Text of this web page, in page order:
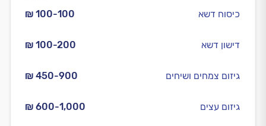
₪ 100-100 כיסוח דשא
₪ 100-200 דישון דשא
₪ 450-900 גיזום צמחים ושיחים
₪ 600-1,000 גיזום עצים